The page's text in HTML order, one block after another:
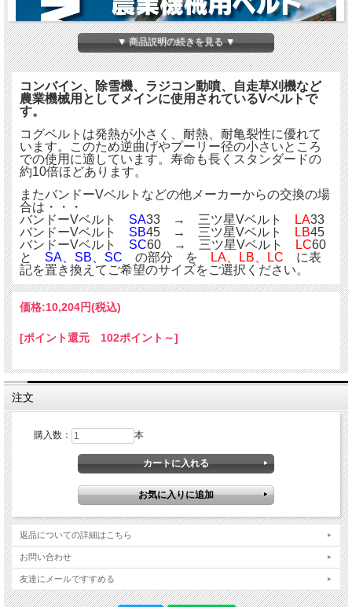
▼ 商品説明の続きを見る ▼
コンバイン、除雪機、ラジコン動噴、自走草刈機など
農業機械用としてメインに使用されているVベルトで
す。
コグベルトは発熱が小さく、耐熱、耐亀裂性に優れて
います。このため逆曲げやプーリー径の小さいところ
での使用に適しています。寿命も長くスタンダードの
約10倍ほどあります。
またバンドーVベルトなどの他メーカーからの交換の場
合は・・・
バンドーVベルト SA33 → 三ツ星Vベルト LA33
バンドーVベルト SB45 → 三ツ星Vベルト LB45
バンドーVベルト SC60 → 三ツ星Vベルト LC60
と SA、SB、SC の部分 を LA、LB、LC に表
記を置き換えてご希望のサイズをご選択ください。
価格:10,204円(税込)
[ポイント還元 102ポイント～]
注文
購入数： 本
返品についての詳細はこちら
お問い合わせ
友達にメールですすめる